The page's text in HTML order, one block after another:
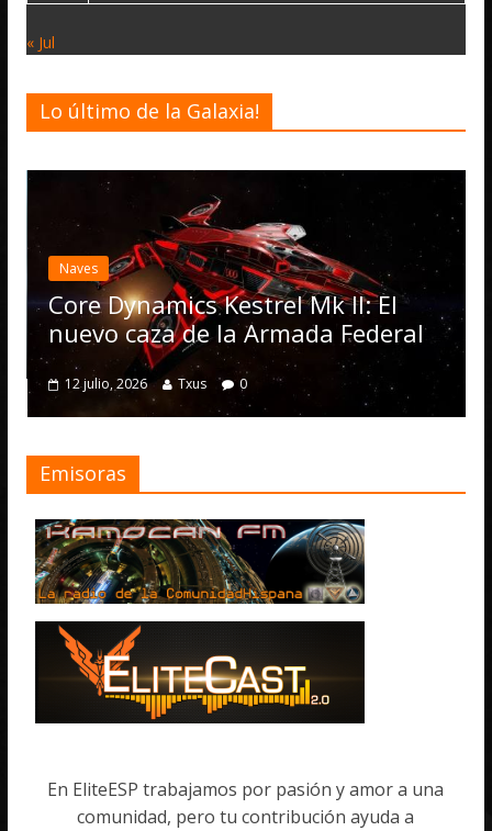
« Jul
Lo último de la Galaxia!
Naves
Core Dynamics Kestrel Mk II: El
nuevo caza de la Armada Federal
12 julio, 2026 Txus 0
Emisoras
En EliteESP trabajamos por pasión y amor a una
comunidad, pero tu contribución ayuda a